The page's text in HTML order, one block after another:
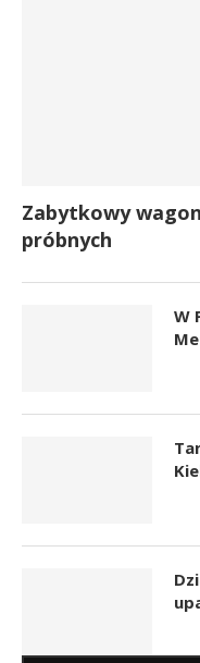
Zabytkowy
próbnych
W